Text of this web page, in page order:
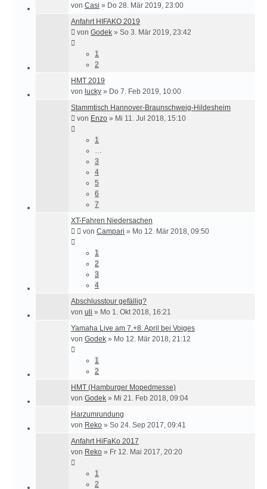
von Casi » Do 28. Mär 2019, 23:00
Anfahrt HIFAKO 2019
von Godek » So 3. Mär 2019, 23:42
1
2
HMT 2019
von lucky » Do 7. Feb 2019, 10:00
Stammtisch Hannover-Braunschweig-Hildesheim
von Enzo » Mi 11. Jul 2018, 15:10
1
3
4
5
6
7
XT-Fahren Niedersachen
von Campari » Mo 12. Mär 2018, 09:50
1
2
3
4
Abschlusstour gefällig?
von uli » Mo 1. Okt 2018, 16:21
Yamaha Live am 7.+8. April bei Voiges
von Godek » Mo 12. Mär 2018, 21:12
1
2
HMT (Hamburger Mopedmesse)
von Godek » Mi 21. Feb 2018, 09:04
Harzumrundung
von Reko » So 24. Sep 2017, 09:41
Anfahrt HiFaKo 2017
von Reko » Fr 12. Mai 2017, 20:20
1
2